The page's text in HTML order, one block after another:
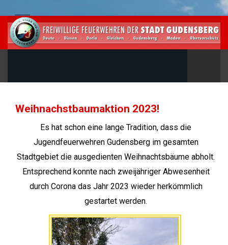
Weihnachstbaumaktion 2023!
Es hat schon eine lange Tradition, dass die
Jugendfeuerwehren Gudensberg im gesamten
Stadtgebiet die ausgedienten Weihnachtsbäume abholt.
Entsprechend konnte nach zweijähriger Abwesenheit
durch Corona das Jahr 2023 wieder herkömmlich
gestartet werden.